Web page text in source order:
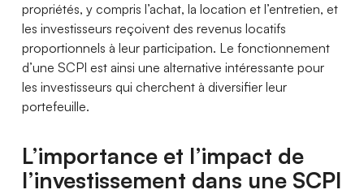
propriétés, y compris l’achat, la location et l’entretien, et
les investisseurs reçoivent des revenus locatifs
proportionnels à leur participation. Le fonctionnement
d’une SCPI est ainsi une alternative intéressante pour
les investisseurs qui cherchent à diversifier leur
portefeuille.
L’importance et l’impact de
l’investissement dans une SCPI